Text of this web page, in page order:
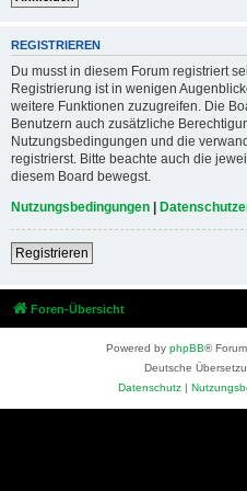
REGISTRIEREN
Du musst in diesem Forum registriert
Registrierung ist in wenigen
weitere Funktionen zuzugreifen. Die
Benutzern auch zusätzliche
Nutzungsbedingungen und die
registrierst. Bitte beachte auch die
diesem Board bewegst.
Nutzungsbedingungen |
Registrieren
Foren-Übersicht
Powered by phpBB®
Deutsche
Datenschutz |